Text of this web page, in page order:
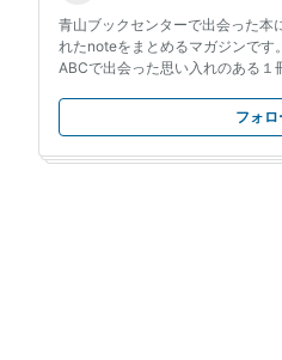
青山ブックセンターで出会った本
れたnoteをまとめるマガジンです
ABCで出会った思い入れのある１
フォロ